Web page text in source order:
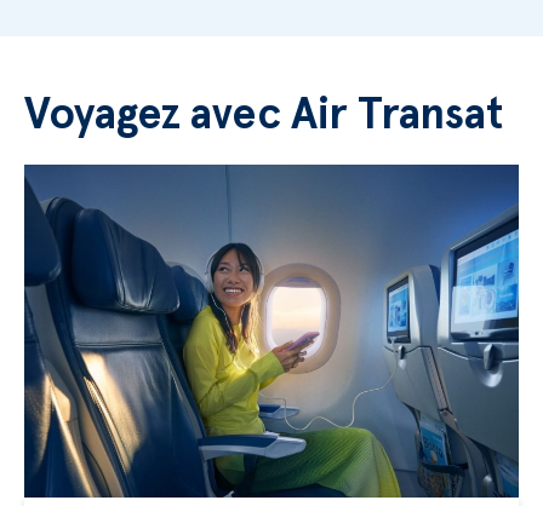
Voyagez avec Air Transat